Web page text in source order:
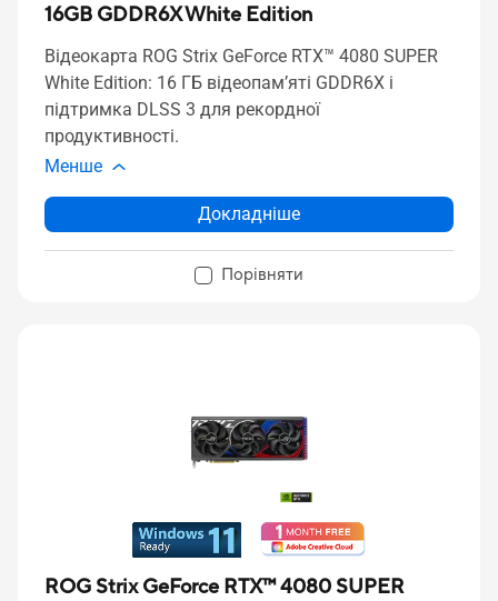
16GB GDDR6X White Edition
Відеокарта ROG Strix GeForce RTX™ 4080 SUPER
White Edition: 16 ГБ відеопам’яті GDDR6X і
підтримка DLSS 3 для рекордної
продуктивності.
Менше
Докладніше
Порівняти
ROG Strix GeForce RTX™ 4080 SUPER